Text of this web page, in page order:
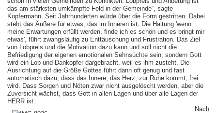
das am stärksten umkämpfte Feld in der Gemeinde“, sagte
Kopfermann. Seit Jahrhunderten würde über die Form gestritten. Dabei
steht das Äußere für etwas, das im Inneren ist. Die Haltung 'wenn
meine Erwartungen erfüllt werden, finde ich es schön und es bringt mir
etwas', führt zwangsläufig zu Enttäuschung und Frustration. Das Ziel
von Lobpreis und die Motivation dazu kann und soll nicht die
Befriedigung der eigenen emotionalen Sehnsüchte sein, sondern Gott
wird ein Lob-und Dankopfer dargebracht, weil es ihm zusteht. Die
Ausrichtung auf die Größe Gottes führt dann oft genug und fast
automatisch dazu, dass das Innere, das Herz, zur Ruhe kommt, frei
wird. Dass Sorgen und Nöten zwar nicht ausgelöscht werden, aber die
Zuversicht wächst, dass Gott in allen Lagen und über alle Lagen der
HERR ist.
Nach